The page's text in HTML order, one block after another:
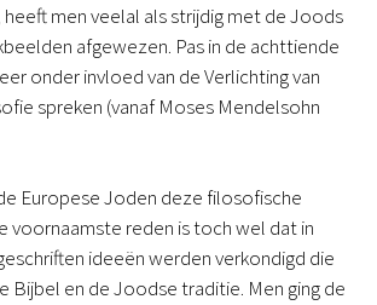
men veelal als strijdig met de Joods
afgewezen. Pas in de achttiende
onder invloed van de Verlichting van
spreken (vanaf Moses Mendelsohn
Europese Joden deze filosofische
voornaamste reden is toch wel dat in
ideeën werden verkondigd die
Bijbel en de Joodse traditie. Men ging de